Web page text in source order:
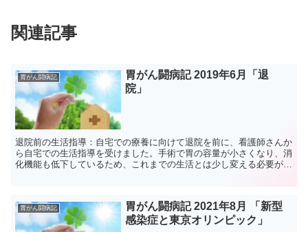
関連記事
胃がん闘病記
胃がん闘病記 2019年6月「退
院」
退院前の生活指導：自宅での療養に向けて退院を前に、看護師さんか
ら自宅での生活指導を受けました。手術で胃の容量が小さくなり、消
化機能も低下しているため、これまでの生活とは少し変える必要があ
胃がん闘病記
胃がん闘病記 2021年8月 「新型
感染症と東京オリンピック」